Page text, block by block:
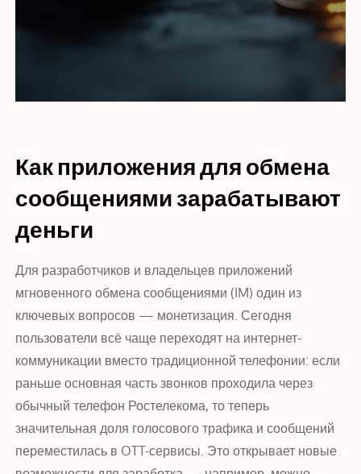
Как приложения для обмена
сообщениями зарабатывают
деньги
Для разработчиков и владельцев приложений
мгновенного обмена сообщениями (IM) один из
ключевых вопросов — монетизация. Сегодня
пользователи всё чаще переходят на интернет-
коммуникации вместо традиционной телефонии: если
раньше основная часть звонков проходила через
обычный телефон Ростелекома, то теперь
значительная доля голосового трафика и сообщений
переместилась в OTT-сервисы. Это открывает новые